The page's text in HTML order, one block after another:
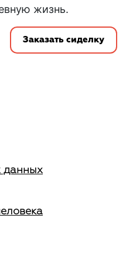
жизнь.
Заказать сиделку
данных